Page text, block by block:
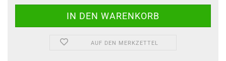
AUF DEN MERKZETTEL